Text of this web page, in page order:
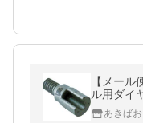
【メー
ル用ダイ
6.0あきば